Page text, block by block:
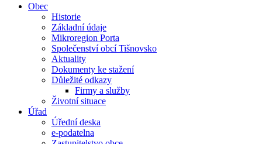
Obec
Historie
Základní údaje
Mikroregion Porta
Společenství obcí Tišnovsko
Aktuality
Dokumenty ke stažení
Důležité odkazy
Firmy a služby
Životní situace
Úřad
Úřední deska
e-podatelna